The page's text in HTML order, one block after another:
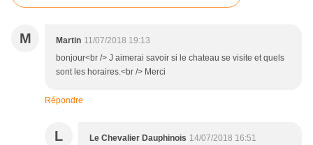
M Martin 11/07/2018 19:13
bonjour<br /> J aimerai savoir si le chateau se visite et quels
sont les horaires.<br /> Merci
Répondre
L Le Chevalier Dauphinois 14/07/2018 16:51